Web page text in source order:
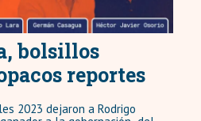
bolsillos
reportes
2023 dejaron a Rodrigo